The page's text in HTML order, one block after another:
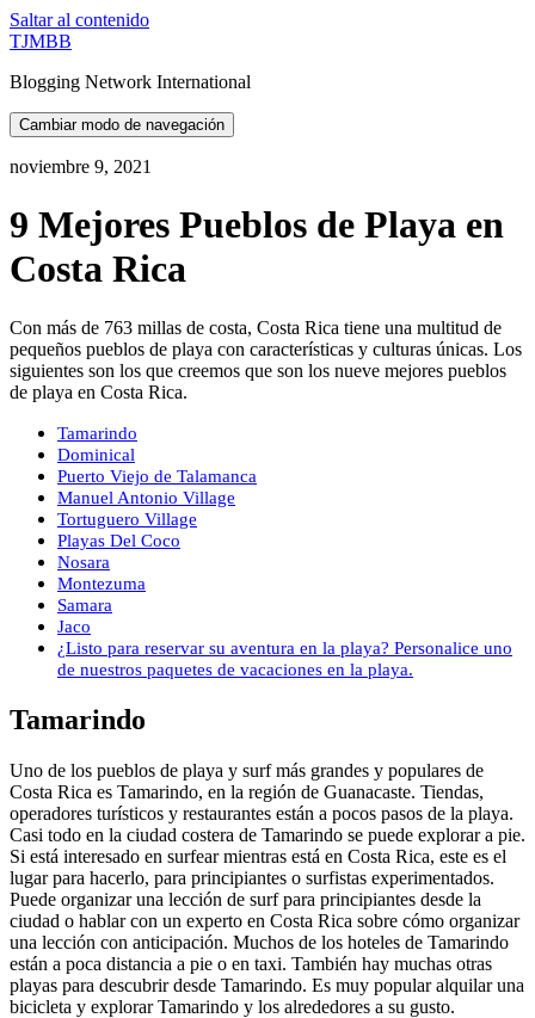
Saltar al contenido
TJMBB
Blogging Network International
Cambiar modo de navegación
noviembre 9, 2021
9 Mejores Pueblos de Playa en
Costa Rica
Con más de 763 millas de costa, Costa Rica tiene una multitud de
pequeños pueblos de playa con características y culturas únicas. Los
siguientes son los que creemos que son los nueve mejores pueblos
de playa en Costa Rica.
Tamarindo
Dominical
Puerto Viejo de Talamanca
Manuel Antonio Village
Tortuguero Village
Playas Del Coco
Nosara
Montezuma
Samara
Jaco
¿Listo para reservar su aventura en la playa? Personalice uno
de nuestros paquetes de vacaciones en la playa.
Tamarindo
Uno de los pueblos de playa y surf más grandes y populares de
Costa Rica es Tamarindo, en la región de Guanacaste. Tiendas,
operadores turísticos y restaurantes están a pocos pasos de la playa.
Casi todo en la ciudad costera de Tamarindo se puede explorar a pie.
Si está interesado en surfear mientras está en Costa Rica, este es el
lugar para hacerlo, para principiantes o surfistas experimentados.
Puede organizar una lección de surf para principiantes desde la
ciudad o hablar con un experto en Costa Rica sobre cómo organizar
una lección con anticipación. Muchos de los hoteles de Tamarindo
están a poca distancia a pie o en taxi. También hay muchas otras
playas para descubrir desde Tamarindo. Es muy popular alquilar una
bicicleta y explorar Tamarindo y los alrededores a su gusto.